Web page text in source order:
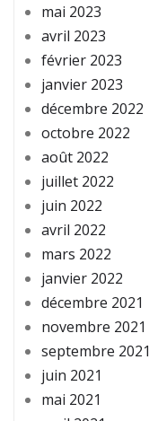
mai 2023
avril 2023
février 2023
janvier 2023
décembre 2022
octobre 2022
août 2022
juillet 2022
juin 2022
avril 2022
mars 2022
janvier 2022
décembre 2021
novembre 2021
septembre 2021
juin 2021
mai 2021